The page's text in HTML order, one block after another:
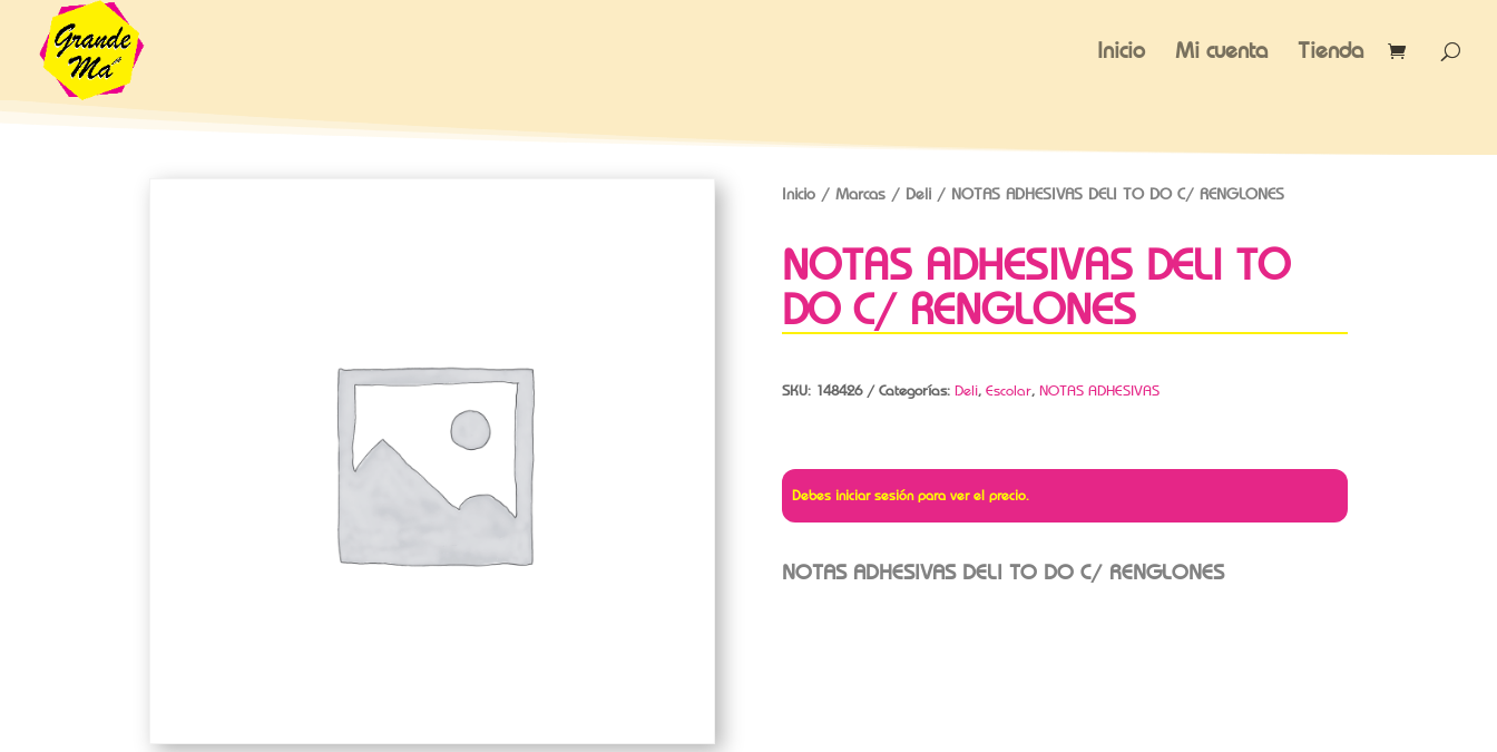
Inicio Mi cuenta Tienda
Inicio/ Marcas/ Deli/ NOTAS ADHESIVAS DELI TO DO C/ RENGLONES
NOTAS ADHESIVAS DELI TO
DO C/ RENGLONES
SKU: 148426 Categorías: Deli, Escolar, NOTAS ADHESIVAS
Debes iniciar sesión para ver el precio.
NOTAS ADHESIVAS DELI TO DO C/ RENGLONES